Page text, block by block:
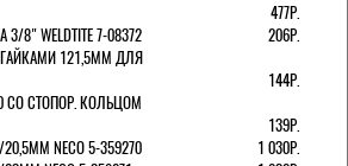
477Р.
8" WELDTITE 7-08372
206Р.
121,5ММ ДЛЯ
144Р.
СО СТОПОР. КОЛЬЦОМ
139Р.
NECO 5-359270
1 030Р.